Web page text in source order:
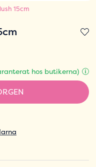
15cm
hos butikerna)